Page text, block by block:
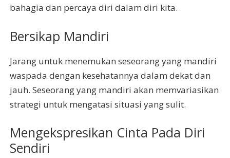
bahagia dan percaya diri dalam diri kita.
Bersikap Mandiri
Jarang untuk menemukan seseorang yang mandiri
waspada dengan kesehatannya dalam dekat dan
jauh. Seseorang yang mandiri akan memvariasikan
strategi untuk mengatasi situasi yang sulit.
Mengekspresikan Cinta Pada Diri
Sendiri